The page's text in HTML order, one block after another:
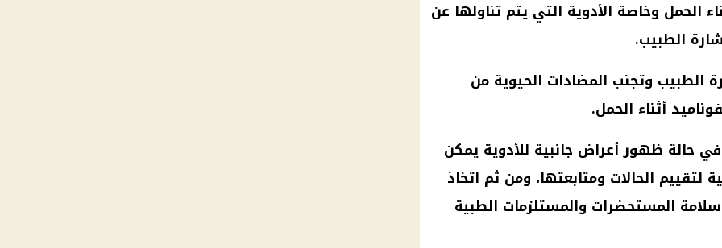
الحمل وخاصة الأدوية التي يتم تناولها عن
الطبيب.
الطبيب وتجنب المضادات الحيوية من
أثناء الحمل.
حالة ظهور أعراض جانبية للأدوية يمكن
لتقييم الحالات ومتابعتها، ومن ثم اتخاذ
سلامة المستحضرات والمستلزمات الطبية